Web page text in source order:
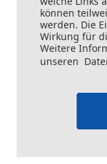
können
werden. Die
Wirkung für
Weitere
unseren